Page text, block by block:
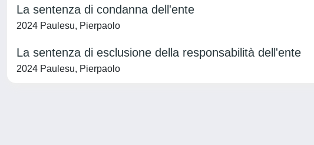
La sentenza di condanna dell'ente
2024 Paulesu, Pierpaolo
La sentenza di esclusione della responsabilità dell'ente
2024 Paulesu, Pierpaolo